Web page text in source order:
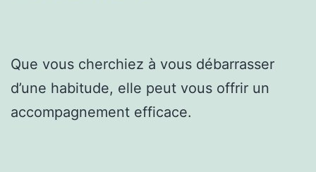
Que vous cherchiez à vous débarrasser
d’une habitude, elle peut vous offrir un
accompagnement efficace.